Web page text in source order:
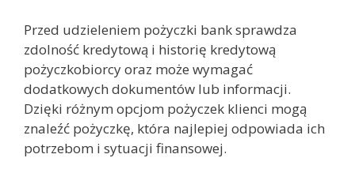
Przed udzieleniem pożyczki bank sprawdza
zdolność kredytową i historię kredytową
pożyczkobiorcy oraz może wymagać
dodatkowych dokumentów lub informacji.
Dzięki różnym opcjom pożyczek klienci mogą
znaleźć pożyczkę, która najlepiej odpowiada ich
potrzebom i sytuacji finansowej.